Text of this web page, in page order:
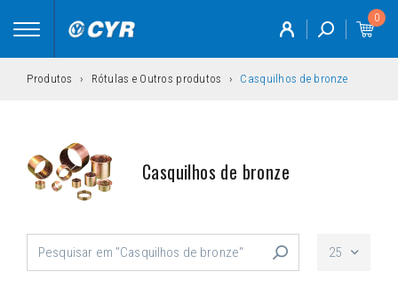
Toggle
0
Produtos Rótulas e Outros produtos Casquilhos de bronze
Casquilhos de bronze
25